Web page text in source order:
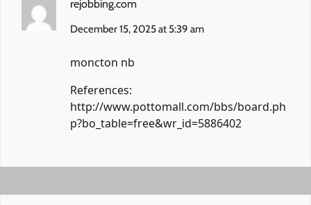
rejobbing.com
December 15, 2025 at 5:39 am
moncton nb
References:
http://www.pottomall.com/bbs/board.ph
p?bo_table=free&wr_id=5886402